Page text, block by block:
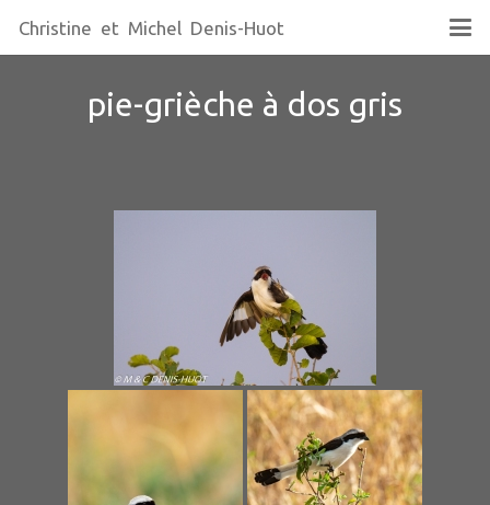
Christine et Michel Denis-Huot
pie-grièche à dos gris